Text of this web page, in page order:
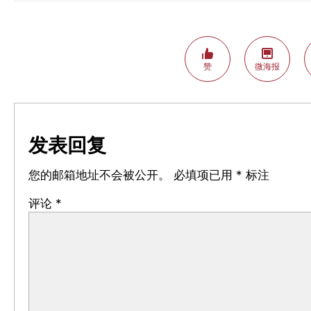
赞 微海报
发表回复
您的邮箱地址不会被公开。 必填项已用 * 标注
评论 *